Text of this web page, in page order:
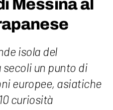
Messina al
isola del
secoli un punto di
europee, asiatiche
curiosità